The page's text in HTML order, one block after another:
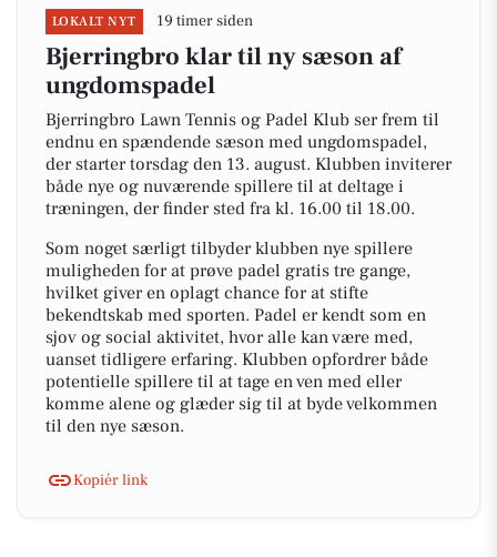
LOKALT NYT 19 timer siden
Bjerringbro klar til ny sæson af
ungdomspadel
Bjerringbro Lawn Tennis og Padel Klub ser frem til
endnu en spændende sæson med ungdomspadel,
der starter torsdag den 13. august. Klubben inviterer
både nye og nuværende spillere til at deltage i
træningen, der finder sted fra kl. 16.00 til 18.00.
Som noget særligt tilbyder klubben nye spillere
muligheden for at prøve padel gratis tre gange,
hvilket giver en oplagt chance for at stifte
bekendtskab med sporten. Padel er kendt som en
sjov og social aktivitet, hvor alle kan være med,
uanset tidligere erfaring. Klubben opfordrer både
potentielle spillere til at tage en ven med eller
komme alene og glæder sig til at byde velkommen
til den nye sæson.
Kopiér link